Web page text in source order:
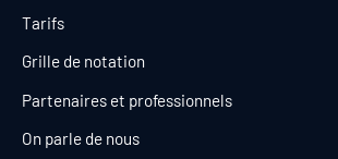
Tarifs
Grille de notation
Partenaires et professionnels
On parle de nous